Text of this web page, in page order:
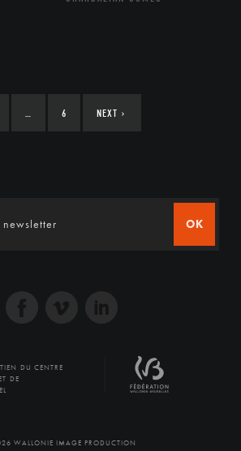
6 NEXT ›
OK
DU CENTRE
DE
WALLONIE IMAGE PRODUCTION